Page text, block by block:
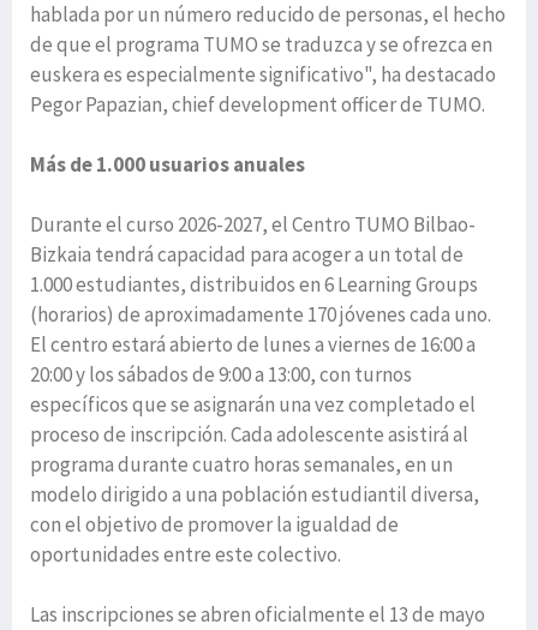
hablada por un número reducido de personas, el hecho
de que el programa TUMO se traduzca y se ofrezca en
euskera es especialmente significativo", ha destacado
Pegor Papazian, chief development officer de TUMO.
Más de 1.000 usuarios anuales
Durante el curso 2026-2027, el Centro TUMO Bilbao-
Bizkaia tendrá capacidad para acoger a un total de
1.000 estudiantes, distribuidos en 6 Learning Groups
(horarios) de aproximadamente 170 jóvenes cada uno.
El centro estará abierto de lunes a viernes de 16:00 a
20:00 y los sábados de 9:00 a 13:00, con turnos
específicos que se asignarán una vez completado el
proceso de inscripción. Cada adolescente asistirá al
programa durante cuatro horas semanales, en un
modelo dirigido a una población estudiantil diversa,
con el objetivo de promover la igualdad de
oportunidades entre este colectivo.
Las inscripciones se abren oficialmente el 13 de mayo